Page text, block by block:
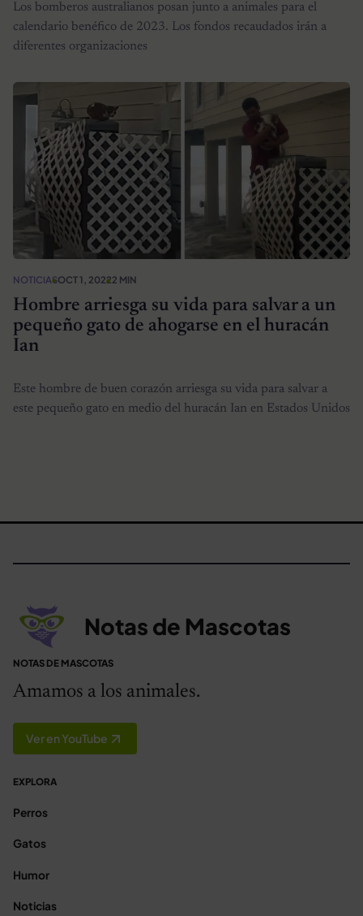
Los bomberos australianos posan junto a animales para el
calendario benéfico de 2023. Los fondos recaudados irán a
diferentes organizaciones
NOTICIASOCT 1, 20222 MIN
Hombre arriesga su vida para salvar a un
pequeño gato de ahogarse en el huracán
Ian
Este hombre de buen corazón arriesga su vida para salvar a
este pequeño gato en medio del huracán Ian en Estados Unidos
Notas de Mascotas
NOTAS DE MASCOTAS
Amamos a los animales.
Ver en YouTube
EXPLORA
Perros
Gatos
Humor
Noticias